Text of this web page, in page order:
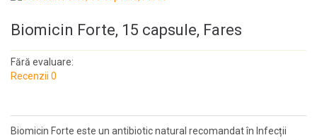
Biomicin Forte, 15 capsule, Fares
Fără evaluare:
Recenzii 0
Biomicin Forte este un antibiotic natural recomandat în Infecții